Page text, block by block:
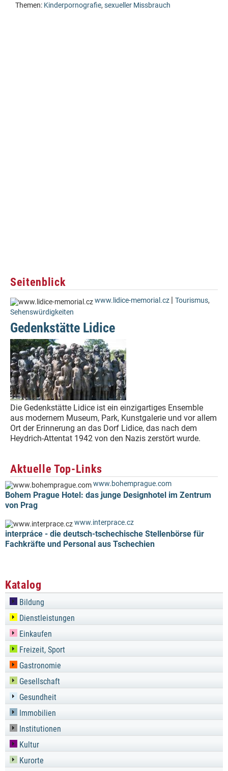
Themen: Kinderpornografie, sexueller Missbrauch
Seitenblick
www.lidice-memorial.cz | Tourismus,
Sehenswürdigkeiten
Gedenkstätte Lidice
Die Gedenkstätte Lidice ist ein einzigartiges Ensemble
aus modernem Museum, Park, Kunstgalerie und vor allem
Ort der Erinnerung an das Dorf Lidice, das nach dem
Heydrich-Attentat 1942 von den Nazis zerstört wurde.
Aktuelle Top-Links
www.bohemprague.com
Bohem Prague Hotel: das junge Designhotel im Zentrum
von Prag
www.interprace.cz
interpráce - die deutsch-tschechische Stellenbörse für
Fachkräfte und Personal aus Tschechien
Katalog
Bildung
Dienstleistungen
Einkaufen
Freizeit, Sport
Gastronomie
Gesellschaft
Gesundheit
Immobilien
Institutionen
Kultur
Kurorte